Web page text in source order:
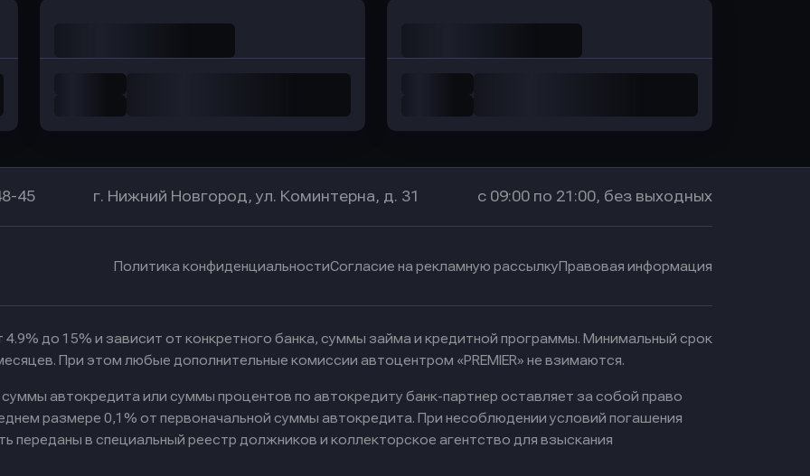
45 г. Нижний Новгород, ул. Коминтерна, д. 31 с 09:00 по 21:00, без выходных
Политика конфиденциальностиСогласие на рекламную рассылкуПравовая информация
4.9% до 15% и зависит от конкретного банка, суммы займа и кредитной программы. Минимальный срок
При этом любые дополнительные комиссии автоцентром «PREMIER» не взимаются.
автокредита или суммы процентов по автокредиту банк-партнер оставляет за собой право
размере 0,1% от первоначальной суммы автокредита. При несоблюдении условий погашения
переданы в специальный реестр должников и коллекторское агентство для взыскания